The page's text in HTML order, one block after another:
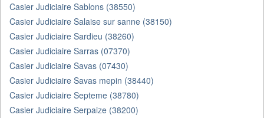
Casier Judiciaire Sablons (38550)
Casier Judiciaire Salaise sur sanne (38150)
Casier Judiciaire Sardieu (38260)
Casier Judiciaire Sarras (07370)
Casier Judiciaire Savas (07430)
Casier Judiciaire Savas mepin (38440)
Casier Judiciaire Septeme (38780)
Casier Judiciaire Serpaize (38200)